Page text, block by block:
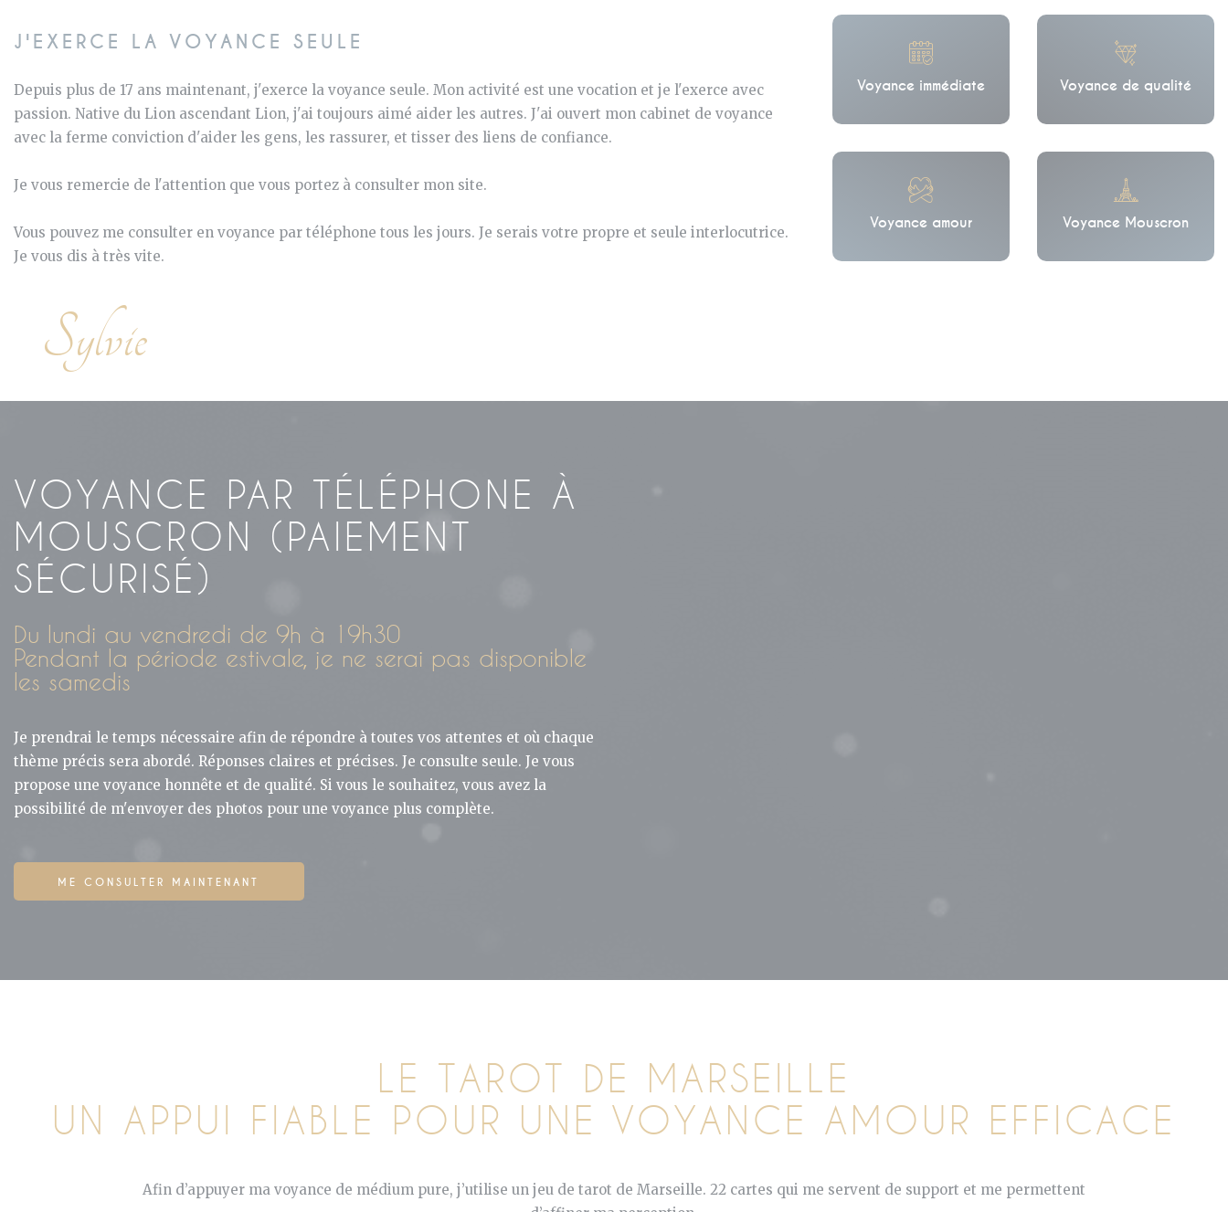
J'EXERCE LA VOYANCE SEULE
Depuis plus de 17 ans maintenant, j'exerce la voyance seule. Mon activité est une vocation et je l'exerce avec
passion. Native du Lion ascendant Lion, j'ai toujours aimé aider les autres. J'ai ouvert mon cabinet de voyance
avec la ferme conviction d'aider les gens, les rassurer, et tisser des liens de confiance.
Je vous remercie de l'attention que vous portez à consulter mon site.
Vous pouvez me consulter en voyance par téléphone tous les jours. Je serais votre propre et seule interlocutrice.
Je vous dis à très vite.
Sylvie
Voyance immédiate Voyance de qualité
Voyance amour Voyance Mouscron
VOYANCE PAR TÉLÉPHONE À
MOUSCRON (PAIEMENT
SÉCURISÉ)
Du lundi au vendredi de 9h à 19h30
Pendant la période estivale, je ne serai pas disponible
les samedis
Je prendrai le temps nécessaire afin de répondre à toutes vos attentes et où chaque
thème précis sera abordé. Réponses claires et précises. Je consulte seule. Je vous
propose une voyance honnête et de qualité. Si vous le souhaitez, vous avez la
possibilité de m'envoyer des photos pour une voyance plus complète.
ME CONSULTER MAINTENANT
LE TAROT DE MARSEILLE
UN APPUI FIABLE POUR UNE VOYANCE AMOUR EFFICACE
Afin d’appuyer ma voyance de médium pure, j’utilise un jeu de tarot de Marseille. 22 cartes qui me servent de support et me permettent